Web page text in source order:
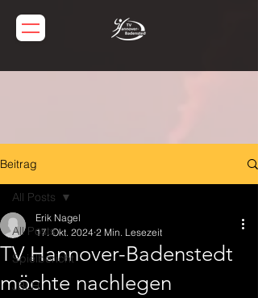
Beitrag
All Posts
Spielbericht
JBLH
All Posts
TV Hannover-Badenstedt
möchte nachlegen
Erik Nagel
17. Okt. 2024 2 Min. Lesezeit